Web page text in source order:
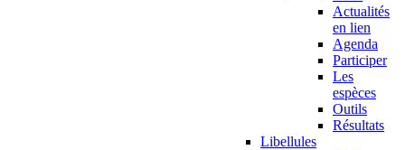
Actualités
en lien
Agenda
Participer
Les
espèces
Outils
Résultats
Libellules